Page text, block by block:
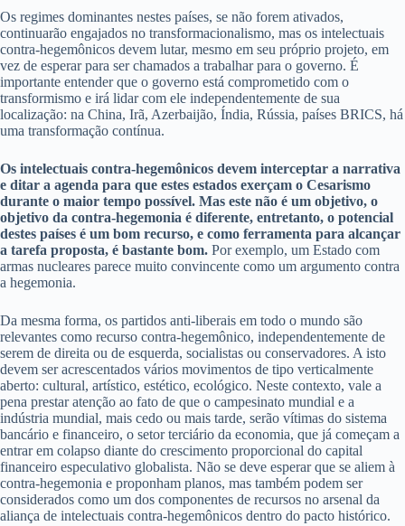
Os regimes dominantes nestes países, se não forem ativados,
continuarão engajados no transformacionalismo, mas os intelectuais
contra-hegemônicos devem lutar, mesmo em seu próprio projeto, em
vez de esperar para ser chamados a trabalhar para o governo. É
importante entender que o governo está comprometido com o
transformismo e irá lidar com ele independentemente de sua
localização: na China, Irã, Azerbaijão, Índia, Rússia, países BRICS, há
uma transformação contínua.
Os intelectuais contra-hegemônicos devem interceptar a narrativa
e ditar a agenda para que estes estados exerçam o Cesarismo
durante o maior tempo possível. Mas este não é um objetivo, o
objetivo da contra-hegemonia é diferente, entretanto, o potencial
destes países é um bom recurso, e como ferramenta para alcançar
a tarefa proposta, é bastante bom. Por exemplo, um Estado com
armas nucleares parece muito convincente como um argumento contra
a hegemonia.
Da mesma forma, os partidos anti-liberais em todo o mundo são
relevantes como recurso contra-hegemônico, independentemente de
serem de direita ou de esquerda, socialistas ou conservadores. A isto
devem ser acrescentados vários movimentos de tipo verticalmente
aberto: cultural, artístico, estético, ecológico. Neste contexto, vale a
pena prestar atenção ao fato de que o campesinato mundial e a
indústria mundial, mais cedo ou mais tarde, serão vítimas do sistema
bancário e financeiro, o setor terciário da economia, que já começam a
entrar em colapso diante do crescimento proporcional do capital
financeiro especulativo globalista. Não se deve esperar que se aliem à
contra-hegemonia e proponham planos, mas também podem ser
considerados como um dos componentes de recursos no arsenal da
aliança de intelectuais contra-hegemônicos dentro do pacto histórico.